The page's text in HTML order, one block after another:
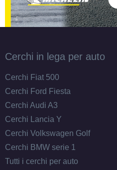
Disponibile
175/70 R14 84T M+S
Disponibile
Cerchi in lega per auto
Cerchi Fiat 500
Cerchi Ford Fiesta
Cerchi Audi A3
Cerchi Lancia Y
Cerchi Volkswagen Golf
Cerchi BMW serie 1
Tutti i cerchi per auto